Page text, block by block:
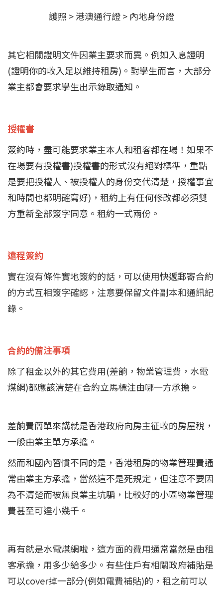
護照 > 港澳通行證 > 內地身份證
其它相關證明文件因業主要求而異。例如入息證明
(證明你的收入足以維持租房)。對學生而言，大部分
業主都會要求學生出示錄取通知。
授權書
簽約時，盡可能要求業主本人和租客都在場！如果不
在場要有授權書)授權書的形式沒有絕對標準，重點
是要把授權人、被授權人的身份交代清楚，授權事宜
和時間也都明確寫好)，租約上有任何修改都必須雙
方重新全部簽字同意。租約一式兩份。
遠程簽約
實在沒有條件實地簽約的話，可以使用快遞郵寄合約
的方式互相簽字確認，注意要保留文件副本和通訊記
錄。
合約的備注事項
除了租金以外的其它費用(差餉，物業管理費，水電
煤網)都應該清楚在合約立馬標注由哪一方承擔。
差餉費簡單來講就是香港政府向房主征收的房屋稅，
一般由業主單方承擔。
然而和國內習慣不同的是，香港租房的物業管理費通
常由業主方承擔，當然這不是死規定，但注意不要因
為不清楚而被無良業主坑騙，比較好的小區物業管理
費甚至可達小幾千。
再有就是水電煤網啦，這方面的費用通常當然是由租
客承擔，用多少給多少。有些住戶有相關政府補貼是
可以cover掉一部分(例如電費補貼)的，租之前可以